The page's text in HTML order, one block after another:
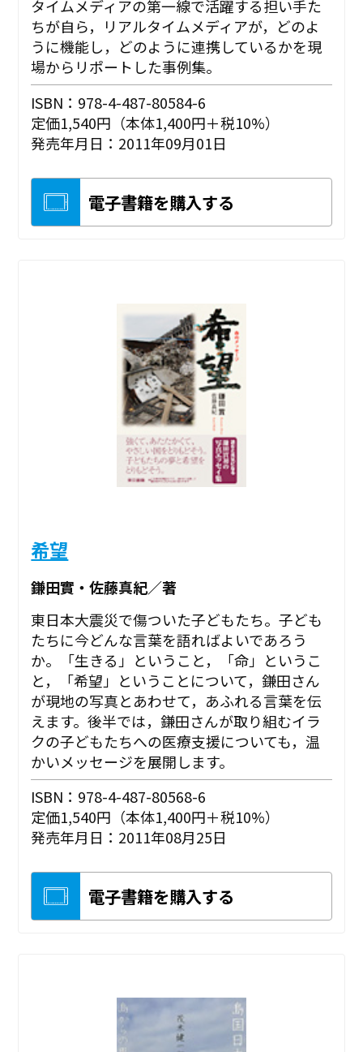
タイムメディアの第一線で活躍する担い手た
ちが自ら，リアルタイムメディアが，どのよ
うに機能し，どのように連携しているかを現
場からリポートした事例集。
ISBN：978-4-487-80584-6
定価1,540円（本体1,400円＋税10%）
発売年月日：2011年09月01日
電子書籍を購入する
希望
鎌田實・佐藤真紀／著
東日本大震災で傷ついた子どもたち。子ども
たちに今どんな言葉を語ればよいであろう
か。「生きる」ということ，「命」というこ
と，「希望」ということについて，鎌田さん
が現地の写真とあわせて，あふれる言葉を伝
えます。後半では，鎌田さんが取り組むイラ
クの子どもたちへの医療支援についても，温
かいメッセージを展開します。
ISBN：978-4-487-80568-6
定価1,540円（本体1,400円＋税10%）
発売年月日：2011年08月25日
電子書籍を購入する